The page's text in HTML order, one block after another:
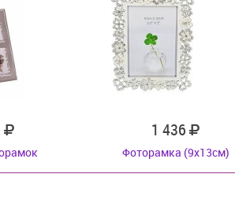
1 436
Фоторамка (9x13см)